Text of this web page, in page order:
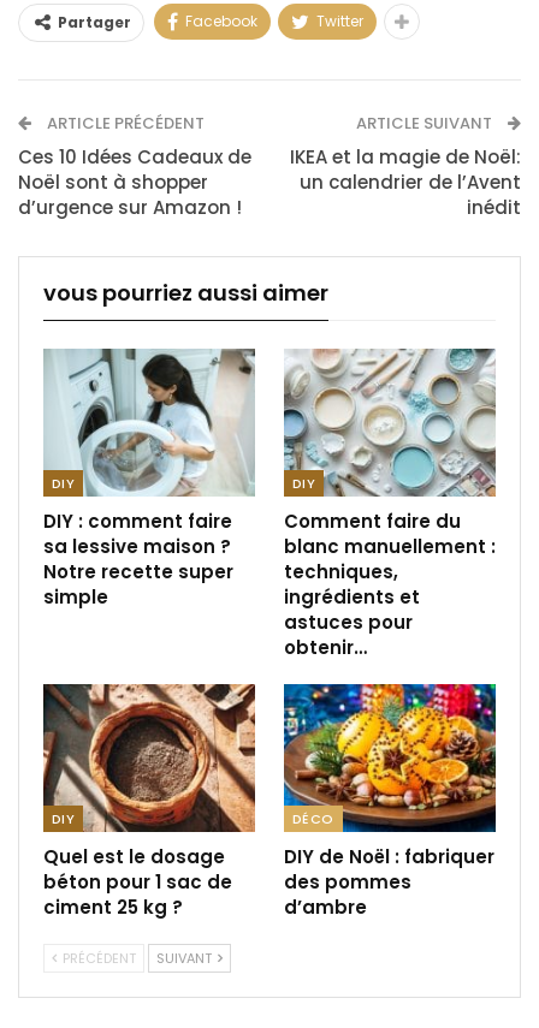
Partager Facebook Twitter
ARTICLE PRÉCÉDENT
Ces 10 Idées Cadeaux de
Noël sont à shopper
d’urgence sur Amazon !
ARTICLE SUIVANT
IKEA et la magie de Noël:
un calendrier de l’Avent
inédit
vous pourriez aussi aimer
DIY
DIY : comment faire
sa lessive maison ?
Notre recette super
simple
DIY
Comment faire du
blanc manuellement :
techniques,
ingrédients et
astuces pour
obtenir…
DIY
Quel est le dosage
béton pour 1 sac de
ciment 25 kg ?
DÉCO
DIY de Noël : fabriquer
des pommes
d’ambre
PRÉCÉDENT SUIVANT